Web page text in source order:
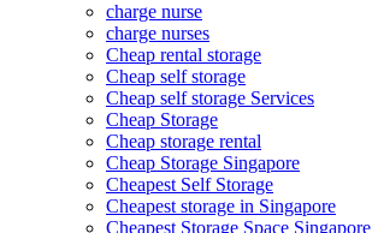
charge nurse
charge nurses
Cheap rental storage
Cheap self storage
Cheap self storage Services
Cheap Storage
Cheap storage rental
Cheap Storage Singapore
Cheapest Self Storage
Cheapest storage in Singapore
Cheapest Storage Space Singapore